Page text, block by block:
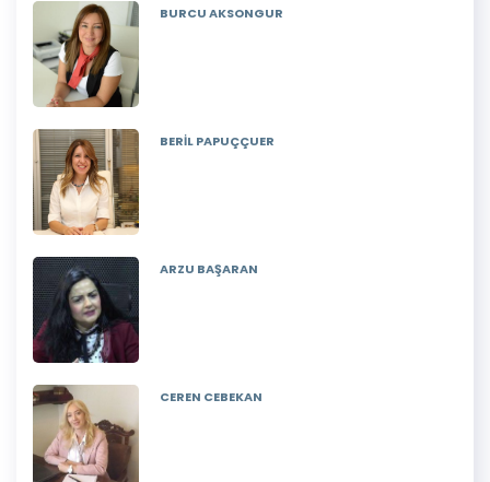
BURCU AKSONGUR
BERİL PAPUÇÇUER
ARZU BAŞARAN
CEREN CEBEKAN